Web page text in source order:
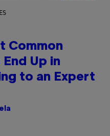
Common
End Up in
to an Expert